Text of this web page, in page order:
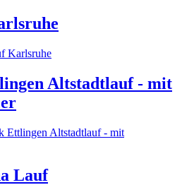
Karlsruhe
Altstadtlauf - mit
Ettlingen Altstadtlauf - mit
Lauf